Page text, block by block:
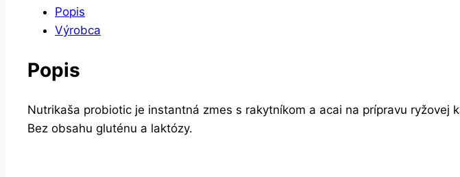
Popis
Výrobca
Popis
Nutrikaša probiotic je instantná zmes s rakytníkom a acai na prípravu ryžovej
Bez obsahu gluténu a laktózy.